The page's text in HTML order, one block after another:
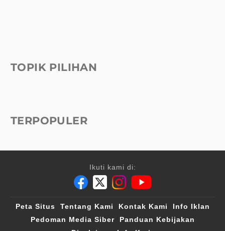
TOPIK PILIHAN
TERPOPULER
Ikuti kami di:
Peta Situs Tentang Kami Kontak Kami
Info Iklan
Pedoman Media Siber
Panduan Kebijakan